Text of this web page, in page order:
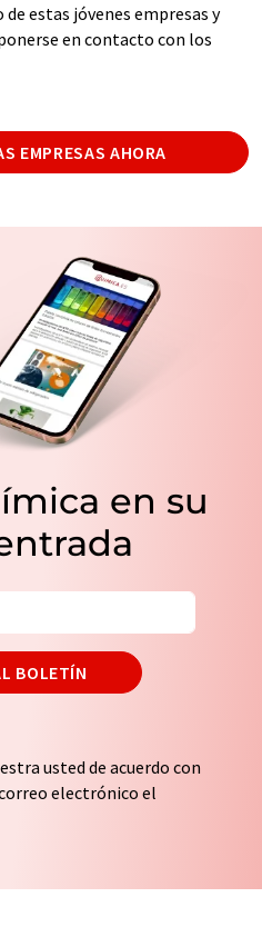
estas jóvenes empresas y
en contacto con los
EMPRESAS AHORA
en su
BOLETÍN
usted de acuerdo con
electrónico el
anteriormente. Sus
de datos. LUMITOS